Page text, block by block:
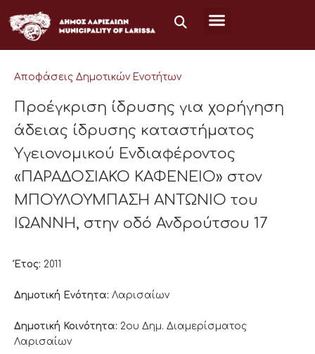
στο
περιεχόμενο
Αποφάσεις Δημοτικών Ενοτήτων
Προέγκριση ίδρυσης για χορήγηση
άδειας ίδρυσης καταστήματος
Υγειονομικού Ενδιαφέροντος
«ΠΑΡΑΔΟΣΙΑΚΟ ΚΑΦΕΝΕΙΟ» στον
ΜΠΟΥΛΟΥΜΠΑΣΗ ΑΝΤΩΝΙΟ του
ΙΩΑΝΝΗ, στην οδό Ανδρούτσου 17
Έτος: 2011
Δημοτική Ενότητα: Λαρισαίων
Δημοτική Κοινότητα: 2ου Δημ. Διαμερίσματος
Λαρισαίων